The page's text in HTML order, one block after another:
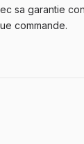
sa garantie
commande.